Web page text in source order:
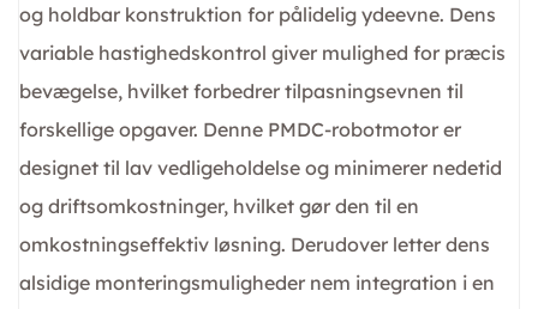
og holdbar konstruktion for pålidelig ydeevne. Dens
variable hastighedskontrol giver mulighed for præcis
bevægelse, hvilket forbedrer tilpasningsevnen til
forskellige opgaver. Denne PMDC-robotmotor er
designet til lav vedligeholdelse og minimerer nedetid
og driftsomkostninger, hvilket gør den til en
omkostningseffektiv løsning. Derudover letter dens
alsidige monteringsmuligheder nem integration i en